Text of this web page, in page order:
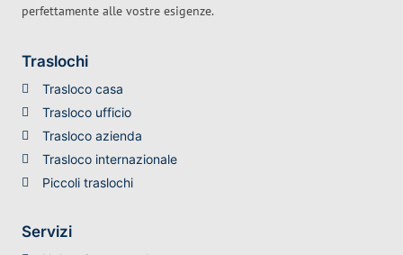
perfettamente alle vostre esigenze.
Traslochi
Trasloco casa
Trasloco ufficio
Trasloco azienda
Trasloco internazionale
Piccoli traslochi
Servizi